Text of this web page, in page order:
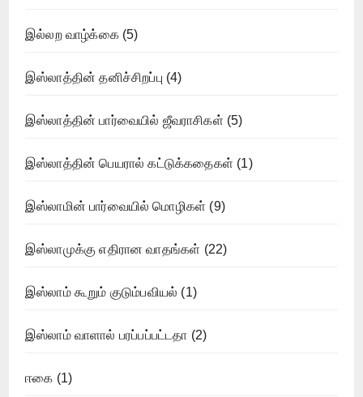
இல்லற வாழ்க்கை(5)
இஸ்லாத்தின் தனிச்சிறப்பு (4)
இஸ்லாத்தின் பார்வையில் ஜீவராசிகள் (5)
இஸ்லாத்தின் பெயரால் கட்டுக்கதைகள் (1)
இஸ்லாமின் பார்வையில் மொழிகள் (9)
இஸ்லாமுக்கு எதிரான வாதங்கள் (22)
இஸ்லாம் கூறும் குடும்பவியல் (1)
இஸ்லாம் வாளால் பரப்பப்பட்டதா (2)
ஈகை (1)